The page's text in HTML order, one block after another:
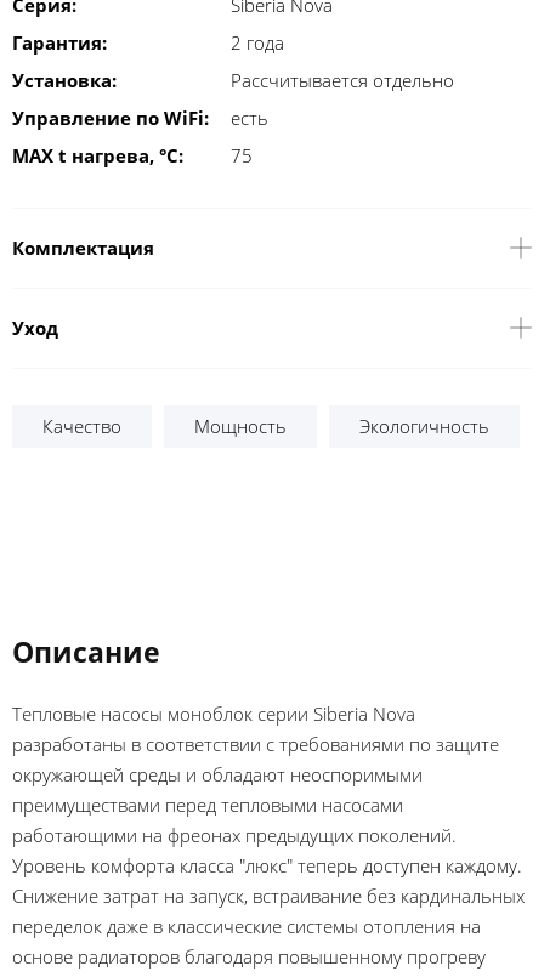
Гарантия:
2 года
Установка:
Рассчитывается отдельно
Управление по WiFi:
есть
MAX t нагрева, °С:
75
Комплектация
Уход
Качество Мощность Экологичность
Описание
Тепловые насосы моноблок серии Siberia Nova
разработаны в соответствии с требованиями по защите
окружающей среды и обладают неоспоримыми
преимуществами перед тепловыми насосами
работающими на фреонах предыдущих поколений.
Уровень комфорта класса "люкс" теперь доступен каждому.
Снижение затрат на запуск, встраивание без кардинальных
переделок даже в классические системы отопления на
основе радиаторов благодаря повышенному прогреву